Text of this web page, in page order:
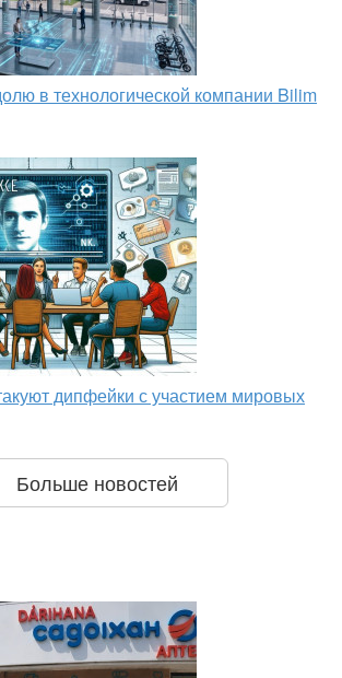
в технологической компании Bilim
дипфейки с участием мировых
Больше новостей